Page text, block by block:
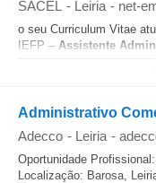
SACEL - Leiria - net-
o seu Curriculum Vitae
IEFP – Assistente
Administrativo
Adecco - Leiria -
Oportunidade Profissional:
Localização: Barosa,